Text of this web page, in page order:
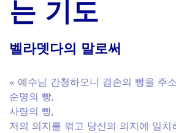
는 기도
벨라뎃다의 말로써
« 예수님 간청하오니 겸손의 빵을 주
순명의 빵,
사랑의 빵,
저의 의지를 꺾고 당신의 의지에 일치